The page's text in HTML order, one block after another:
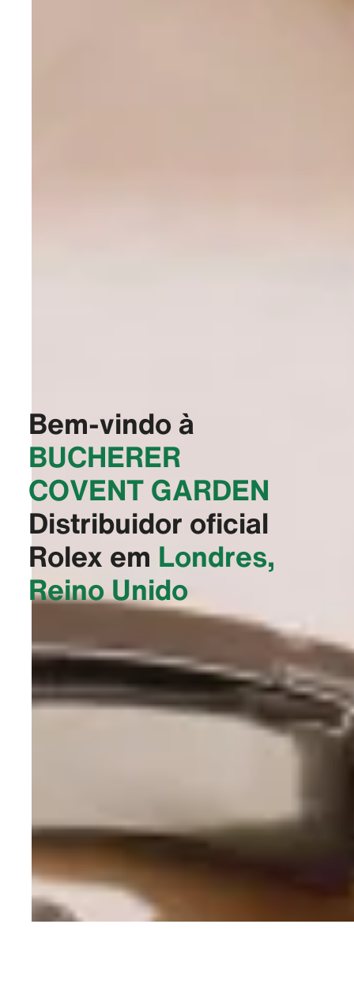
Bem-vindo à
‭BUCHERER
COVENT GARDEN‬
Distribuidor oficial
Rolex em Londres,
Reino Unido